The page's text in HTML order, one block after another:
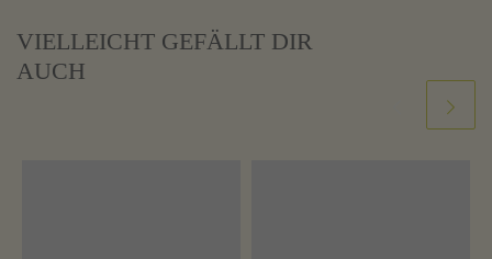
VIELLEICHT GEFÄLLT DIR
AUCH